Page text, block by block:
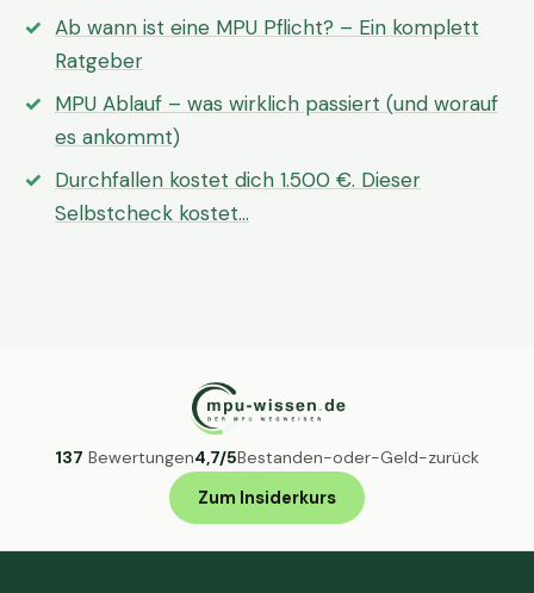
Ab wann ist eine MPU Pflicht? – Ein komplett
Ratgeber
MPU Ablauf – was wirklich passiert (und worauf
es ankommt)
Durchfallen kostet dich 1.500 €. Dieser
Selbstcheck kostet…
137 Bewertungen4,7/5Bestanden-oder-Geld-zurück
Zum Insiderkurs